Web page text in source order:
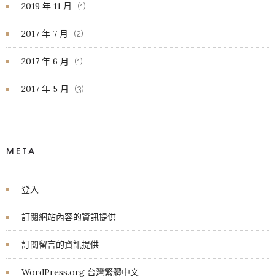
2019 年 11 月 (1)
2017 年 7 月 (2)
2017 年 6 月 (1)
2017 年 5 月 (3)
META
登入
訂閱網站內容的資訊提供
訂閱留言的資訊提供
WordPress.org 台灣繁體中文